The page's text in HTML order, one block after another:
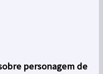
personagem de